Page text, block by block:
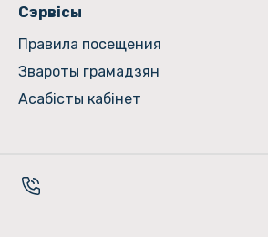
Сэрвісы
Правила посещения
Звароты грамадзян
Асабісты кабінет